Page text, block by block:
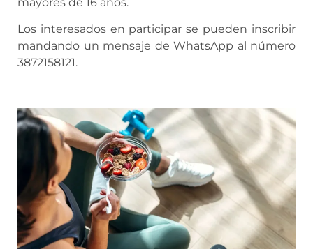
Los interesados en participar se pueden inscribir
mandando un mensaje de WhatsApp al número
3872158121.